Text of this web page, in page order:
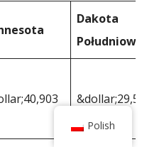
Dakota
Południowa
&dollar;29,536
Polish